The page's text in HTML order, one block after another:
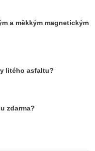
a měkkým magnetickým
litého asfaltu?
zdarma?